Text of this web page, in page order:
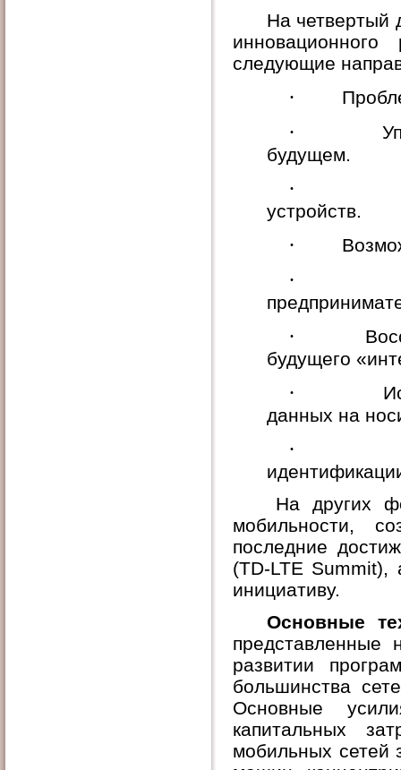
На четвертый
следующие
·
·
будущем.
·
устройств.
·
·
·
будущего
·
данных на
·
На других
мобильности,
последние
(TD-LTE Summit),
инициативу.
Основные
представленные
развитии
большинства
Основные
капитальных
мобильных сетей